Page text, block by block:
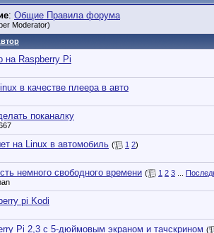
: Общие Правила форума
Moderator)
на Raspberry Pi
в качестве плеера в авто
поканалку
на Linux в автомобиль ( 1 2)
немного свободного времени ( 1 2 3
pi Kodi
Pi 2,3 с 5-дюймовым экраном и тачскрином (